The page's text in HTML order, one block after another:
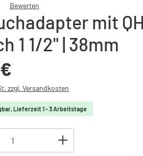
Bewertung von 0 von 5 Sternen
Bewerten
mit
1 1/2" | 38mm
zzgl. Versandkosten
Lieferzeit 1 - 3 Arbeitstage
Gib den